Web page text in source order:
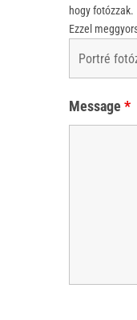
hogy fotózzak.
Ezzel
Message *